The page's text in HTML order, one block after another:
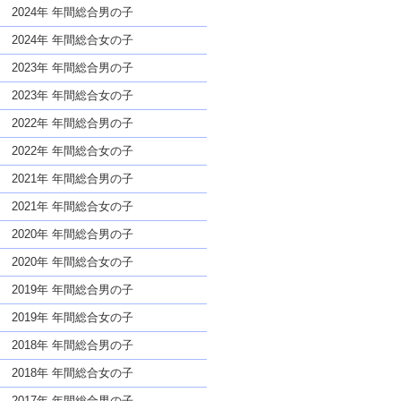
名前であっても奇抜すぎない
2024年 年間総合男の子
2024年 年間総合女の子
2023年 年間総合男の子
2023年 年間総合女の子
2022年 年間総合男の子
2022年 年間総合女の子
2021年 年間総合男の子
2021年 年間総合女の子
2020年 年間総合男の子
2020年 年間総合女の子
2019年 年間総合男の子
2019年 年間総合女の子
2018年 年間総合男の子
2018年 年間総合女の子